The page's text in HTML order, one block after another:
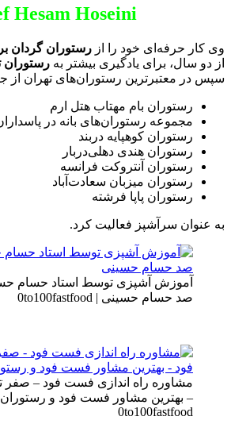
Hesam Hoseini
وی کار حرفه‌ای خود را از رستوران گردان
از دو سال، برای یادگیری بیشتر به رستوران
سپس در معتبرترین رستوران‌های تهران از
رستوران بام مهتاب هتل ارم
مجموعه رستوران‌های بانه در
رستوران کوهپایه دربند
رستوران هندی دهلی‌دربار
رستوران آنتروکت فرانسه
رستوران میزبان سعادت‌آباد
رستوران پاپا فرشته
به عنوان سرآشپز فعالیت کرد.
آموزش آشپزی توسط استاد حسام
صد حسام حسینی | 0to100fastfood
مشاوره راه اندازی فست فود –
– بهترین مشاور فست فود و
0to100fastfood